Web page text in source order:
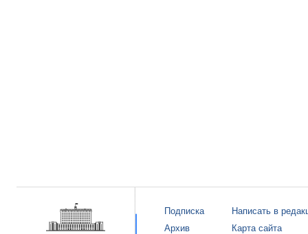
Подписка
Архив
Написать в
Карта сайта